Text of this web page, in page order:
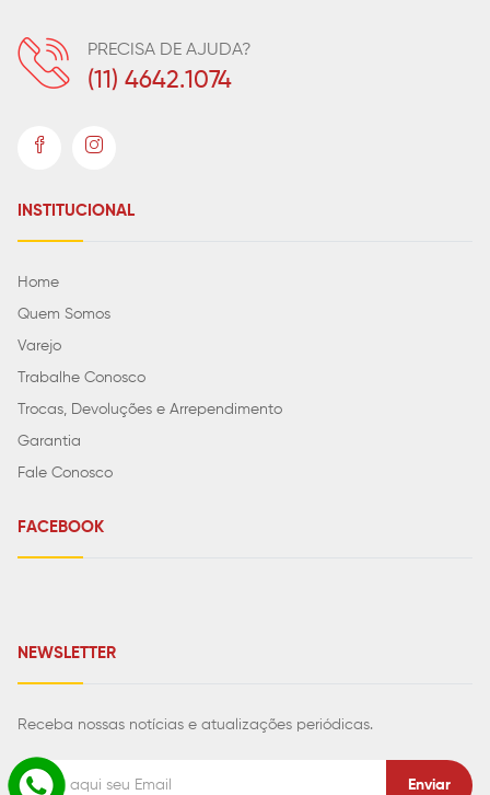
PRECISA DE AJUDA?
(11) 4642.1074
INSTITUCIONAL
Home
Quem Somos
Varejo
Trabalhe Conosco
Trocas, Devoluções e Arrependimento
Garantia
Fale Conosco
FACEBOOK
NEWSLETTER
Receba nossas notícias e atualizações periódicas.
Enviar